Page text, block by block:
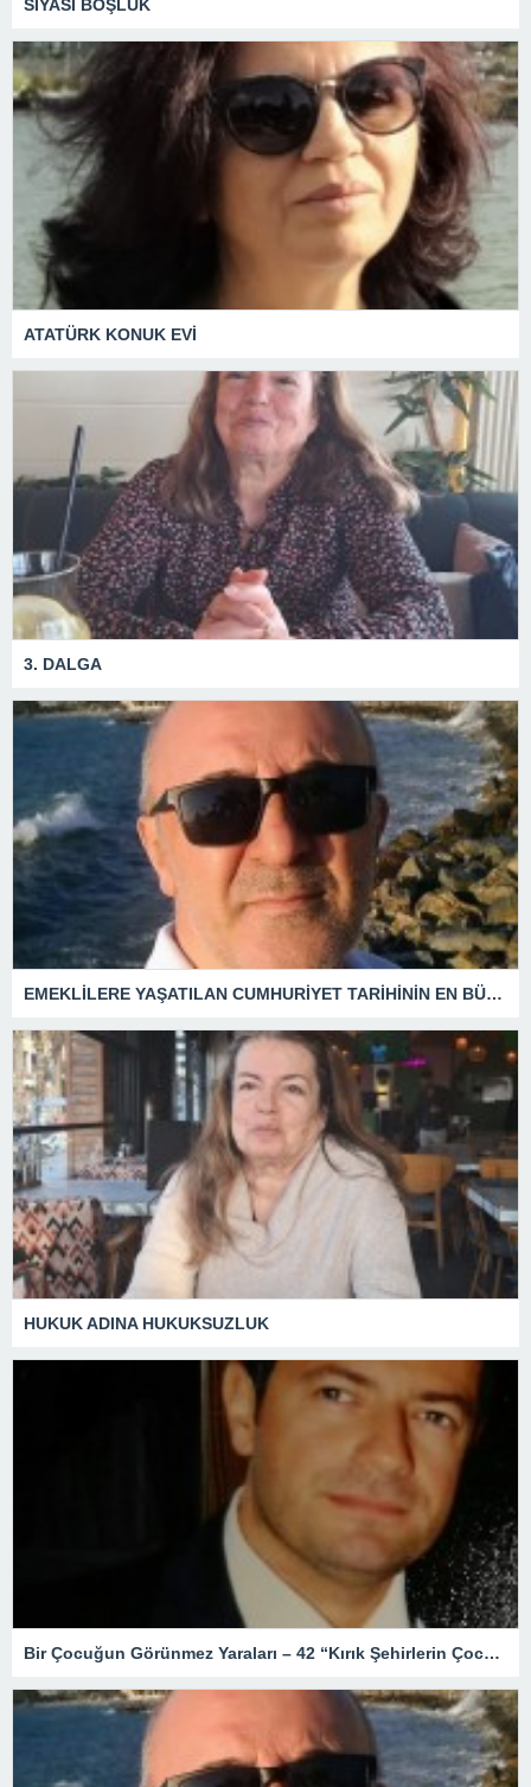
SİYASİ BOŞLUK
ATATÜRK KONUK EVİ
3. DALGA
EMEKLİLERE YAŞATILAN CUMHURİYET TARİHİNİN EN BÜYÜK ZULMÜNÜN DERİN ANALİZİ !
HUKUK ADINA HUKUKSUZLUK
Bir Çocuğun Görünmez Yaraları – 42 “Kırık Şehirlerin Çocukları”